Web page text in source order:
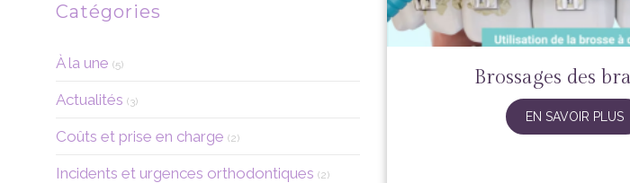
Brossages des
EN SAVOIR PLUS
Catégories
À la une (5)
Actualités (3)
Coûts et prise en charge (2)
Incidents et urgences orthodontiques (2)